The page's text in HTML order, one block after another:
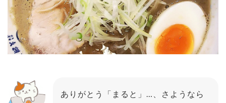
ありがとう「まると」…、さようなら